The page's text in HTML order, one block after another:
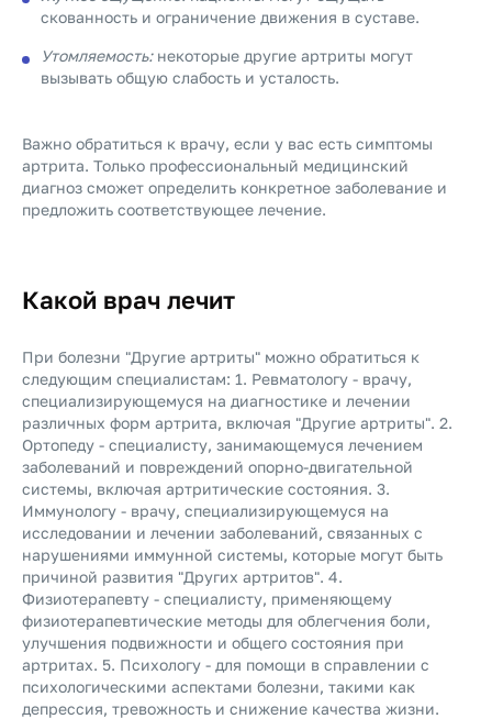
скованность и ограничение движения в суставе.
Утомляемость:некоторые другие артриты могут
вызывать общую слабость и усталость.
Важно обратиться к врачу, если у вас есть симптомы
артрита. Только профессиональный медицинский
диагноз сможет определить конкретное заболевание и
предложить соответствующее лечение.
Какой врач лечит
При болезни "Другие артриты" можно обратиться к
следующим специалистам: 1. Ревматологу - врачу,
специализирующемуся на диагностике и лечении
различных форм артрита, включая "Другие артриты". 2.
Ортопеду - специалисту, занимающемуся лечением
заболеваний и повреждений опорно-двигательной
системы, включая артритические состояния. 3.
Иммунологу - врачу, специализирующемуся на
исследовании и лечении заболеваний, связанных с
нарушениями иммунной системы, которые могут быть
причиной развития "Других артритов". 4.
Физиотерапевту - специалисту, применяющему
физиотерапевтические методы для облегчения боли,
улучшения подвижности и общего состояния при
артритах. 5. Психологу - для помощи в справлении с
психологическими аспектами болезни, такими как
депрессия, тревожность и снижение качества жизни.